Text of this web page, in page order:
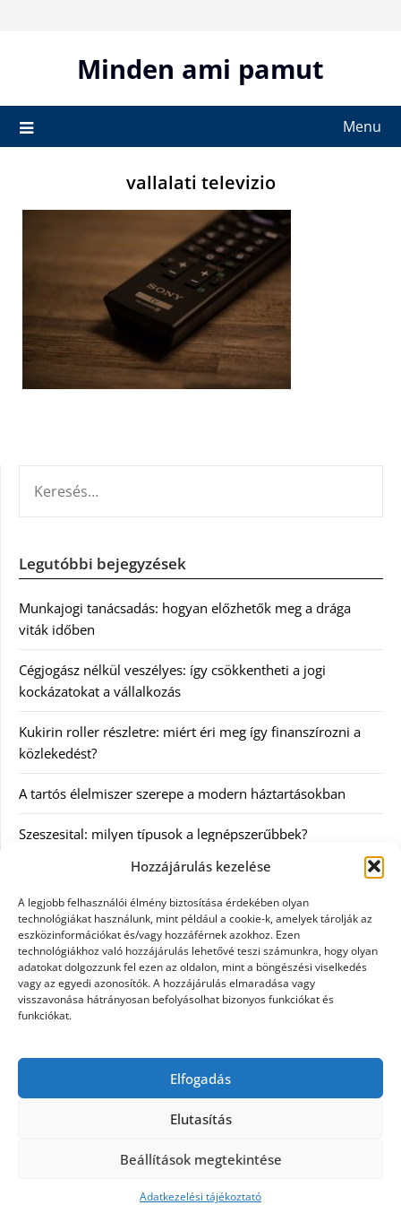
Hozzájárulás kezelése
A legjobb felhasználói élmény biztosítása érdekében olyan
technológiákat használunk, mint például a cookie-k, amelyek tárolják az
eszközinformációkat és/vagy hozzáférnek azokhoz. Ezen
technológiákhoz való hozzájárulás lehetővé teszi számunkra, hogy olyan
adatokat dolgozzunk fel ezen az oldalon, mint a böngészési viselkedés
vagy az egyedi azonosítók. A hozzájárulás elmaradása vagy
visszavonása hátrányosan befolyásolhat bizonyos funkciókat és
funkciókat.
Elfogadás
Elutasítás
Beállítások megtekintése
Adatkezelési tájékoztató
Minden ami pamut
Menu
vallalati televizio
Legutóbbi bejegyzések
Munkajogi tanácsadás: hogyan előzhetők meg a drága
viták időben
Cégjogász nélkül veszélyes: így csökkentheti a jogi
kockázatokat a vállalkozás
Kukirin roller részletre: miért éri meg így finanszírozni a
közlekedést?
A tartós élelmiszer szerepe a modern háztartásokban
Szeszesital: milyen típusok a legnépszerűbbek?
Egyéb
Irodalom
Szolgáltatás
Szórakozás
Webáruház
WordPress Theme